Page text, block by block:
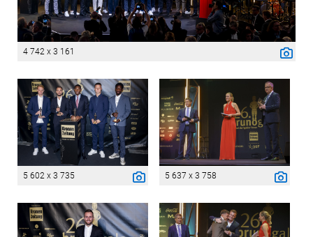
4 742 x 3 161
5 602 x 3 735 5 637 x 3 758